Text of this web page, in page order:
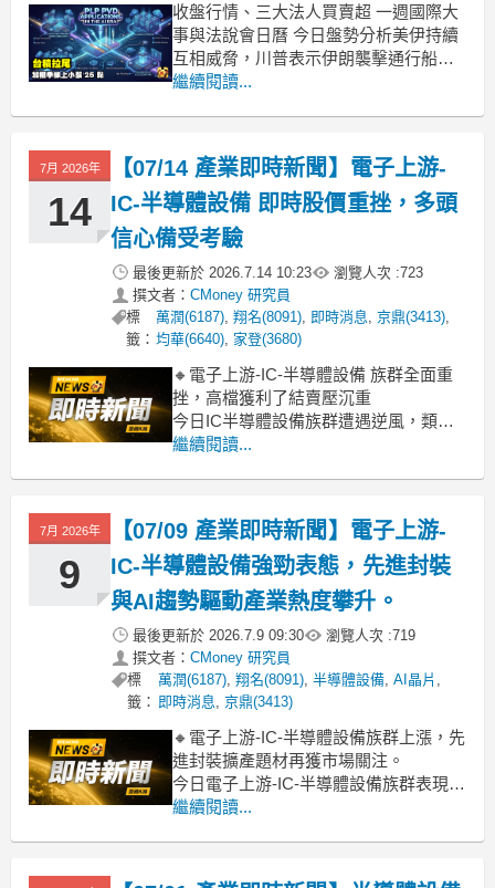
收盤行情、三大法人買賣超 一週國際大
事與法說會日曆 今日盤勢分析美伊持續
互相威脅，川普表示伊朗襲擊通行船
隻，將摧毀發電廠與橋樑，而伊朗表
電力等基礎設施，雖然 Google 上調資本
支出指引至 1,950 ~ 2,050 億美元區間，
繼續閱讀...
7月 2026年
14
【07/14 產業即時新聞】電子上游-
IC-半導體設備 即時股價重挫，多頭
信心備受考驗
最後更新於 2026.7.14 10:23 瀏覽人次 :723
撰文者： CMoney 研究員
標
籤：
萬潤(6187),翔名(8091), 即時消息,京鼎(3413),
均華(6640), 家登(3680)
🔸電子上游-IC-半導體設備 族群全面重
挫，高檔獲利了結賣壓沉重
今日IC半導體設備族群遭遇逆風，類股
重挫7.78%。從家登、弘塑到雍智科技、
的AI概念股獲利了結賣壓影響。市場風
險情緒保守，資金快速撤出，導致股價
全面承壓。
繼續閱讀...
7月 2026年
9
【07/09 產業即時新聞】電子上游-
IC-半導體設備強勁表態，先進封裝
與AI趨勢驅動產業熱度攀升。
最後更新於 2026.7.9 09:30 瀏覽人次 :719
撰文者： CMoney 研究員
標
籤：
萬潤(6187),翔名(8091),半導體設備,AI晶片 ,
即時消息,京鼎(3413)
🔸電子上游-IC-半導體設備族群上漲，先
進封裝擴產題材再獲市場關注。
今日電子上游-IC-半導體設備族群表現突
出，整體類股漲幅衝上7.05%。其中，鴻
波漲勢主要受惠於AI晶片需求持續爆
繼續閱讀...